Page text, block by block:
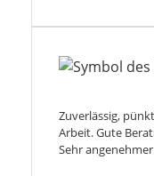
Zuverlässig,
Arbeit. Gute
Sehr